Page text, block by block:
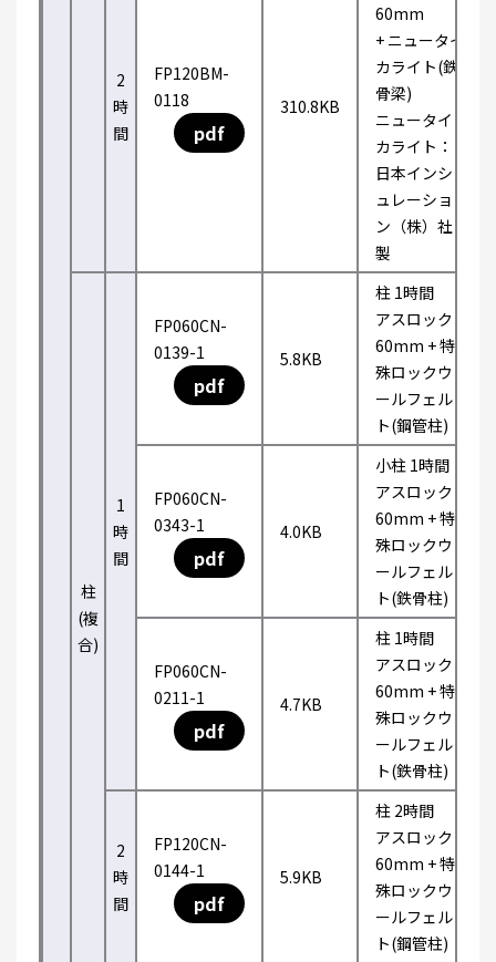
2
時
間
FP120BM-
0118
pdf
310.8KB
60mm
+ ニュータイ
カライト(鉄
骨梁)
ニュータイ
カライト：
日本インシ
ュレーショ
ン（株）社
製
柱
(複
合)
1
時
間
FP060CN-
0139-1
pdf
5.8KB
柱 1時間
アスロック
60mm + 特
殊ロックウ
ールフェル
ト(鋼管柱)
FP060CN-
0343-1
pdf
4.0KB
小柱 1時間
アスロック
60mm + 特
殊ロックウ
ールフェル
ト(鉄骨柱)
FP060CN-
0211-1
pdf
4.7KB
柱 1時間
アスロック
60mm + 特
殊ロックウ
ールフェル
ト(鉄骨柱)
2
時
間
FP120CN-
0144-1
pdf
5.9KB
柱 2時間
アスロック
60mm + 特
殊ロックウ
ールフェル
ト(鋼管柱)